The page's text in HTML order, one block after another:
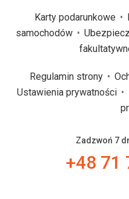
Karty podarunkowe
samochodów
Regulamin strony
Ustawienia prywatności
Zadzwoń 7
+48 71